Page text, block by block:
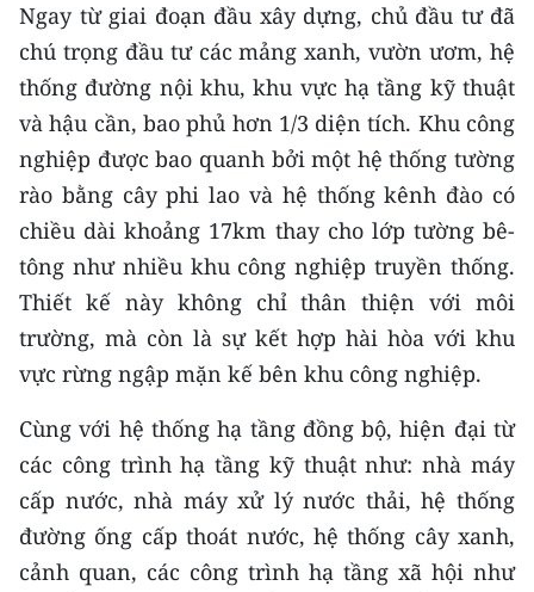
TIN MỚI
TIN ĐỊA PHƯƠNG
Trung du và miền núi phía Bắc
Đồng bằng sông Hồng
Bắc Trung Bộ
Duyên hải Nam Trung Bộ và Tây
Nguyên
Đồng bằng sông Cửu Long
Chuyên trang Hà Nội
Chuyên trang TP. Hồ Chí Minh
Ngay từ giai đoạn đầu xây dựng, chủ đầu tư đã
chú trọng đầu tư các mảng xanh, vườn ươm, hệ
thống đường nội khu, khu vực hạ tầng kỹ thuật
và hậu cần, bao phủ hơn 1/3 diện tích. Khu công
nghiệp được bao quanh bởi một hệ thống tường
rào bằng cây phi lao và hệ thống kênh đào có
chiều dài khoảng 17km thay cho lớp tường bê-
tông như nhiều khu công nghiệp truyền thống.
Thiết kế này không chỉ thân thiện với môi
trường, mà còn là sự kết hợp hài hòa với khu
vực rừng ngập mặn kế bên khu công nghiệp.
Cùng với hệ thống hạ tầng đồng bộ, hiện đại từ
các công trình hạ tầng kỹ thuật như: nhà máy
cấp nước, nhà máy xử lý nước thải, hệ thống
đường ống cấp thoát nước, hệ thống cây xanh,
cảnh quan, các công trình hạ tầng xã hội như